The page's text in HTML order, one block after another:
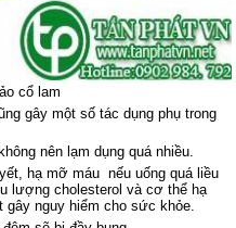
cổ lam
gây một số tác dụng phụ trong
nên lạm dụng quá nhiều.
hạ mỡ máu nếu uống quá liều
lượng cholesterol và cơ thể hạ
nguy hiểm cho sức khỏe.